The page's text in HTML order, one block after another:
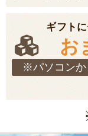
ギフト
お
※パソコンか